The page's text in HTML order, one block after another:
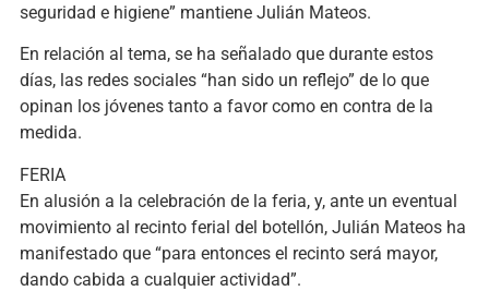
seguridad e higiene” mantiene Julián Mateos.
En relación al tema, se ha señalado que durante estos
días, las redes sociales “han sido un reflejo” de lo que
opinan los jóvenes tanto a favor como en contra de la
medida.
FERIA
En alusión a la celebración de la feria, y, ante un eventual
movimiento al recinto ferial del botellón, Julián Mateos ha
manifestado que “para entonces el recinto será mayor,
dando cabida a cualquier actividad”.